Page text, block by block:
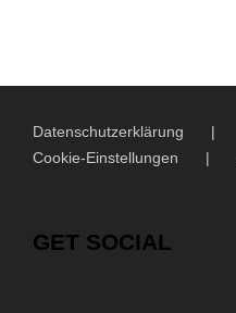
Datenschutzerklärung
Cookie-Einstellungen
GET SOCIAL